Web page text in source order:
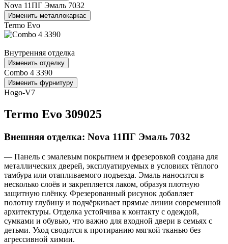
Nova 11ПГ Эмаль 7032
Изменить металлокаркас
Termo Evo
Внутренняя отделка
Изменить отделку
Combo 4 3390
Изменить фурнитуру
Hogo-V7
Termo Evo 309025
Внешняя отделка: Nova 11ПГ Эмаль 7032
— Панель с эмалевым покрытием и фрезеровкой создана для
металлических дверей, эксплуатируемых в условиях тёплого
тамбура или отапливаемого подъезда. Эмаль наносится в
несколько слоёв и закрепляется лаком, образуя плотную
защитную плёнку. Фрезерованный рисунок добавляет
полотну глубину и подчёркивает прямые линии современной
архитектуры. Отделка устойчива к контакту с одеждой,
сумками и обувью, что важно для входной двери в семьях с
детьми. Уход сводится к протиранию мягкой тканью без
агрессивной химии.